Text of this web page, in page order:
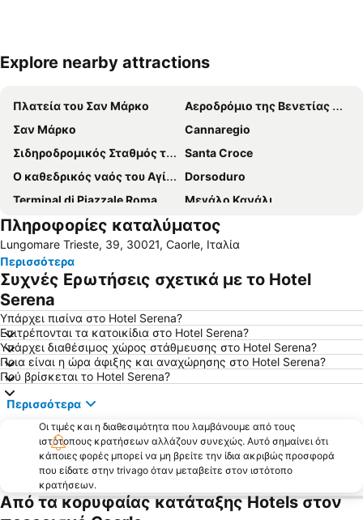
Ανάπτυξη χάρτη
Explore nearby attractions
Πλατεία του Σαν Μάρκο
Αεροδρόμιο της Βενετίας Μάρκο Πόλο
Σαν Μάρκο
Cannaregio
Σιδηροδρομικός Σταθμός της Βενετίας Σάντα Λουτσία
Santa Croce
Ο καθεδρικός ναός του Αγίου Μάρκου
Dorsoduro
Terminal di Piazzale Roma
Μεγάλο Κανάλι
Μπουράνο
Rialto Bridge
Το Παλάτι των Δόγηδων
Carnevale di Venezia
La Biennale di Venezia
Jesolo Sand Nativity - Presepe di sabbia
Arsenale di Venezia
Lido
Νησί του Μουράνο
Calle Larga XXII Marzo
Η Παναγία της Υγείας
Veneto Designer Outlet
Top Ten
Rosa Salva
Campo San Polo
Centro storico
Lignano Sabbiadoro
Lido Jesolo
Πίτσα Αζούρα
Pordenone Fiere
San Zaccaria
Γέφυρα των Στεναγμών
Πληροφορίες καταλύματος
Lungomare Trieste, 39, 30021, Caorle, Ιταλία
Περισσότερα
Συχνές Ερωτήσεις σχετικά με το Hotel
Serena
Υπάρχει πισίνα στο Hotel Serena?
Επιτρέπονται τα κατοικίδια στο Hotel Serena?
Υπάρχει διαθέσιμος χώρος στάθμευσης στο Hotel Serena?
Ποια είναι η ώρα άφιξης και αναχώρησης στο Hotel Serena?
Πού βρίσκεται το Hotel Serena?
Περισσότερα
Οι τιμές και η διαθεσιμότητα που λαμβάνουμε από τους
ιστότοπους κρατήσεων αλλάζουν συνεχώς. Αυτό σημαίνει ότι
κάποιες φορές μπορεί να μη βρείτε την ίδια ακριβώς προσφορά
που είδατε στην trivago όταν μεταβείτε στον ιστότοπο
κρατήσεων.
Από τα κορυφαίας κατάταξης Hotels στον